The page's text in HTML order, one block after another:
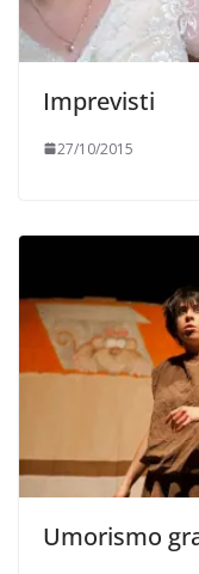
Imprevisti
27/10/2015
Umorismo